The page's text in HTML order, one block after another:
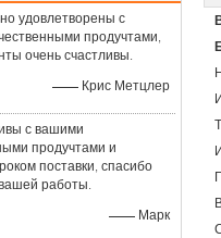
удовлетворены с
продучтами,
очень счастливы.
—— Крис Метцлер
с вашими
продучтами и
поставки, спасибо
работы.
—— Марк